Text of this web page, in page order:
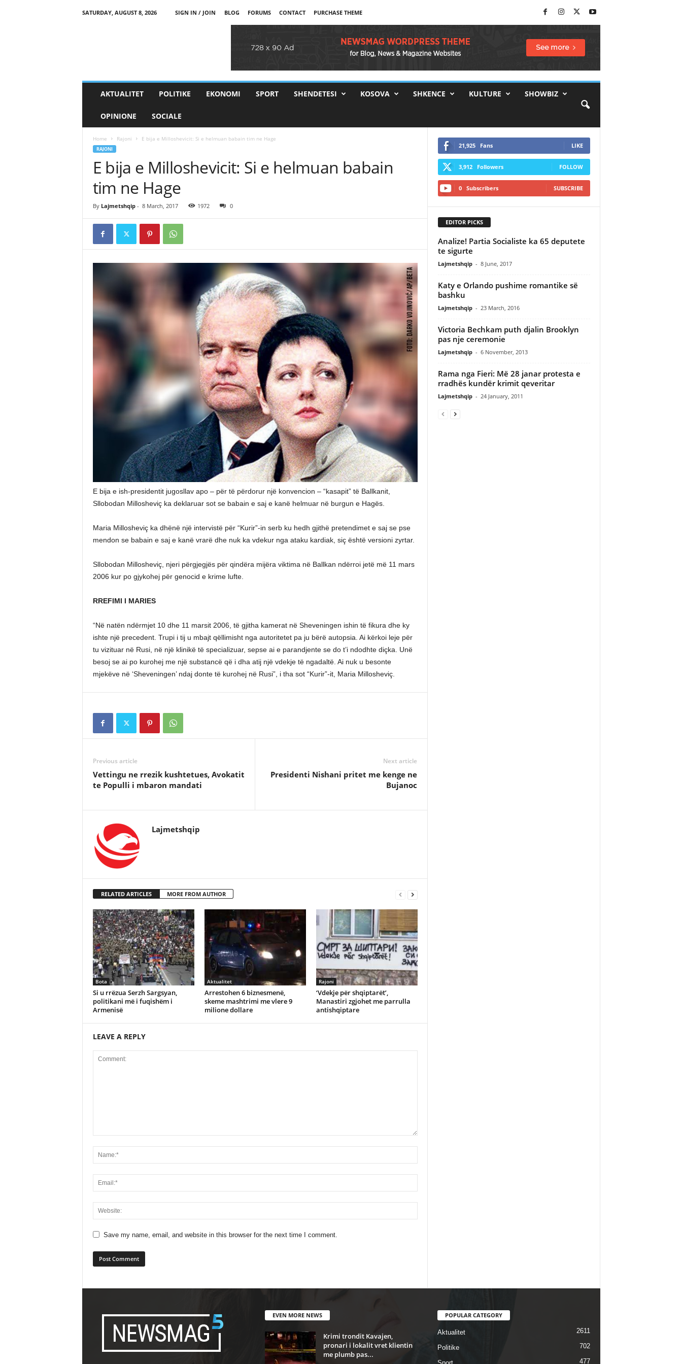
SATURDAY, AUGUST 8, 2026 SIGN IN / JOIN BLOG FORUMS CONTACT PURCHASE THEME
AKTUALITET POLITIKE EKONOMI SPORT SHENDETESI KOSOVA SHKENCE KULTURE SHOWBIZ
OPINIONE SOCIALE
Home Rajoni E bija e Milloshevicit: Si e helmuan babain tim ne Hage
RAJONI
E bija e Milloshevicit: Si e helmuan babain
tim ne Hage
By Lajmetshqip- 8 March, 2017 1972 0
E bija e ish-presidentit jugosllav apo – për të përdorur një konvencion – “kasapit” të Ballkanit,
Sllobodan Millosheviç ka deklaruar sot se babain e saj e kanë helmuar në burgun e Hagës.
Maria Millosheviç ka dhënë një intervistë për “Kurir”-in serb ku hedh gjithë pretendimet e saj se pse
mendon se babain e saj e kanë vrarë dhe nuk ka vdekur nga ataku kardiak, siç është versioni zyrtar.
Sllobodan Millosheviç, njeri përgjegjës për qindëra mijëra viktima në Ballkan ndërroi jetë më 11 mars
2006 kur po gjykohej për genocid e krime lufte.
RREFIMI I MARIES
“Në natën ndërmjet 10 dhe 11 marsit 2006, të gjitha kamerat në Sheveningen ishin të fikura dhe ky
ishte një precedent. Trupi i tij u mbajt qëllimisht nga autoritetet pa ju bërë autopsia. Ai kërkoi leje për
tu vizituar në Rusi, në një klinikë të specializuar, sepse ai e parandjente se do t’i ndodhte diçka. Unë
besoj se ai po kurohej me një substancë që i dha atij një vdekje të ngadaltë. Ai nuk u besonte
mjekëve në ‘Sheveningen’ ndaj donte të kurohej në Rusi”, i tha sot “Kurir”-it, Maria Millosheviç.
Previous article
Vettingu ne rrezik kushtetues, Avokatit
te Populli i mbaron mandati
Next article
Presidenti Nishani pritet me kenge ne
Bujanoc
Lajmetshqip
RELATED ARTICLES MORE FROM AUTHOR
Bota
Si u rrëzua Serzh Sargsyan,
politikani më i fuqishëm i
Armenisë
Aktualitet
Arrestohen 6 biznesmenë,
skeme mashtrimi me vlere 9
milione dollare
Rajoni
‘Vdekje për shqiptarët’,
Manastiri zgjohet me parrulla
antishqiptare
LEAVE A REPLY
Save my name, email, and website in this browser for the next time I comment.
21,925 Fans LIKE
3,912 Followers FOLLOW
0 Subscribers SUBSCRIBE
EDITOR PICKS
Analize! Partia Socialiste ka 65 deputete
te sigurte
Lajmetshqip - 8 June, 2017
Katy e Orlando pushime romantike së
bashku
Lajmetshqip - 23 March, 2016
Victoria Bechkam puth djalin Brooklyn
pas nje ceremonie
Lajmetshqip - 6 November, 2013
Rama nga Fieri: Më 28 janar protesta e
rradhës kundër krimit qeveritar
Lajmetshqip - 24 January, 2011
EVEN MORE NEWS
Krimi trondit Kavajen,
pronari i lokalit vret klientin
me plumb pas...
POPULAR CATEGORY
Aktualitet 2611
Politike 702
477